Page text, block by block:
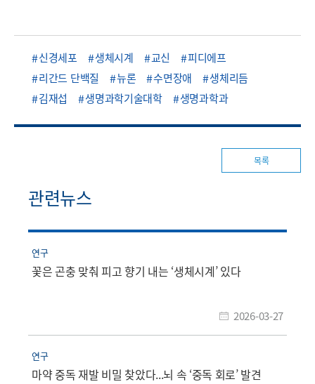
신경세포 생체시계 교신
피디에프
리간드 단백질
뉴론 수면장애
생체리듬
김재섭
생명과학기술대학 생명과학과
목록
관련뉴스
연구
꽃은 곤충 맞춰 피고 향기 내는 ‘생체시계’ 있다
2026-03-27
연구
마약 중독 재발 비밀 찾았다...뇌 속 ‘중독 회로’ 발견